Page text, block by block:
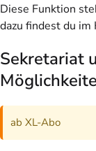
Diese Funktion
dazu findest du
Sekretariat
ab XL-Abo